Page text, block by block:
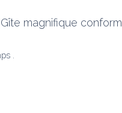
Gîte magnifique
.